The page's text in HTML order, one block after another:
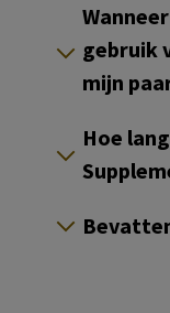
gebruik
mijn
Hoe